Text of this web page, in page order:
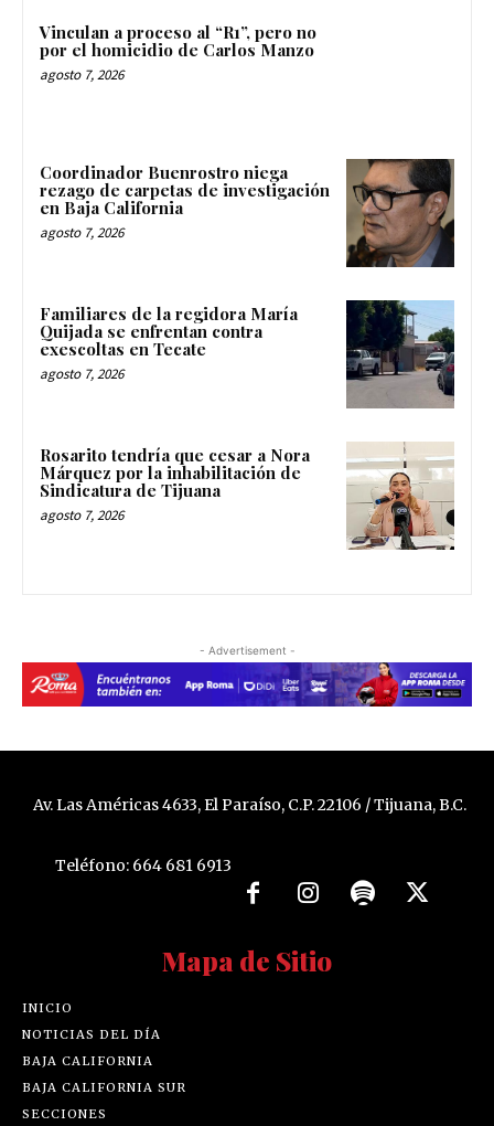
Vinculan a proceso al “R1”, pero no
por el homicidio de Carlos Manzo
agosto 7, 2026
Coordinador Buenrostro niega
rezago de carpetas de investigación
en Baja California
agosto 7, 2026
Familiares de la regidora María
Quijada se enfrentan contra
exescoltas en Tecate
agosto 7, 2026
Rosarito tendría que cesar a Nora
Márquez por la inhabilitación de
Sindicatura de Tijuana
agosto 7, 2026
- Advertisement -
Av. Las Américas 4633, El Paraíso, C.P. 22106 / Tijuana, B.C.
Teléfono: 664 681 6913
Mapa de Sitio
INICIO
NOTICIAS DEL DÍA
BAJA CALIFORNIA
BAJA CALIFORNIA SUR
SECCIONES